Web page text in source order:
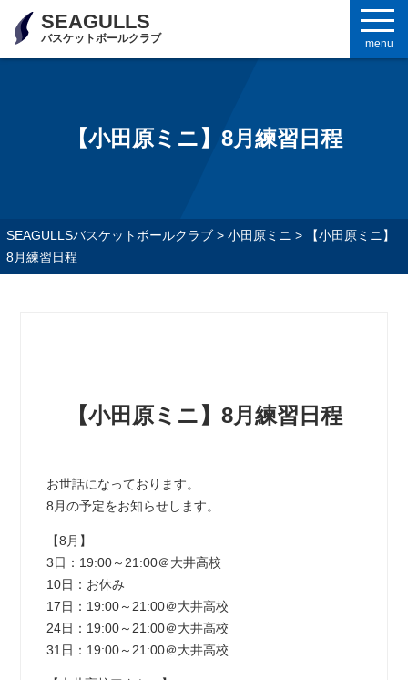
SEAGULLS
バスケットボールクラブ menu
【小田原ミニ】8月練習日程
SEAGULLSバスケットボールクラブ> 小田原ミニ >
【小田原ミニ】
8月練習日程
【小田原ミニ】8月練習日程
お世話になっております。
8月の予定をお知らせします。
【8月】
3日：19:00～21:00＠大井高校
10日：お休み
17日：19:00～21:00＠大井高校
24日：19:00～21:00＠大井高校
31日：19:00～21:00＠大井高校